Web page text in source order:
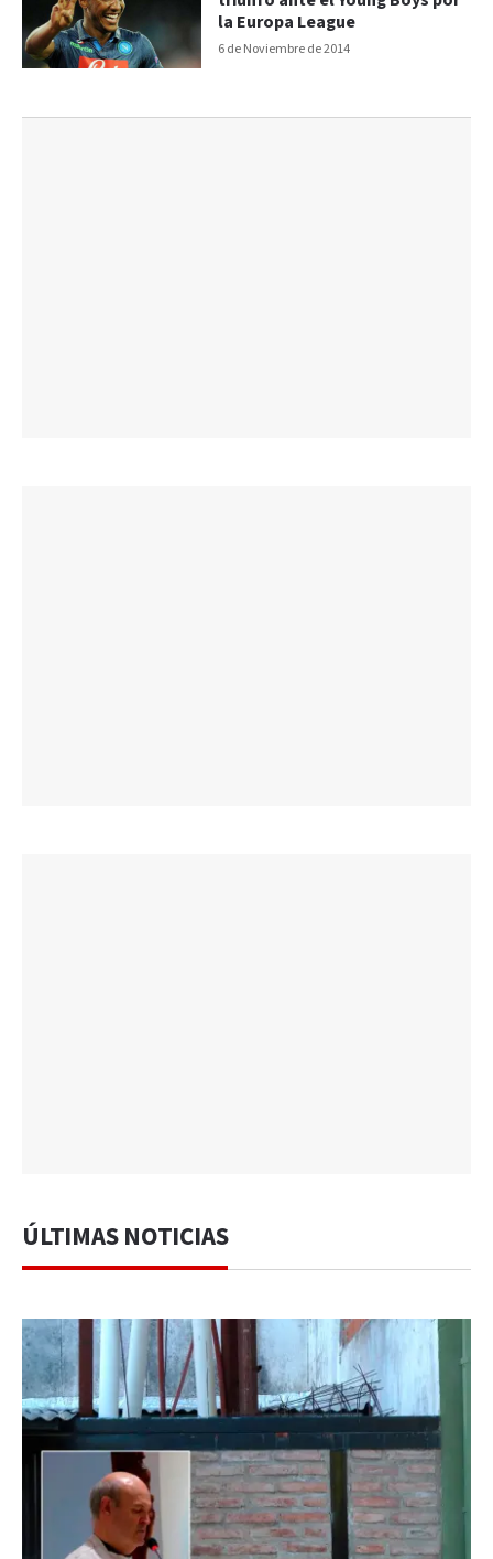
6 de Noviembre de 2014
la Europa League
ÚLTIMAS NOTICIAS